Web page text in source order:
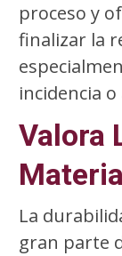
proceso y
finalizar la
incidencia
Valora
La
gran parte